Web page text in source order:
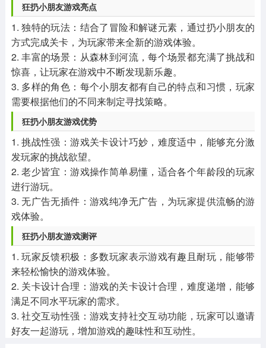
狂扔小朋友游戏亮点
1. 独特的玩法：结合了冒险和解谜元素，通过扔小朋友的
方式完成关卡，为玩家带来全新的游戏体验。
2. 丰富的场景：从森林到河流，每个场景都充满了挑战和
惊喜，让玩家在游戏中不断发现新乐趣。
3. 多样的角色：每个小朋友都有自己的特点和习惯，玩家
需要根据他们的不同来制定寻找策略。
狂扔小朋友游戏优势
1. 挑战性强：游戏关卡设计巧妙，难度适中，能够充分激
发玩家的挑战欲望。
2. 老少皆宜：游戏操作简单易懂，适合各个年龄段的玩家
进行游玩。
3. 无广告无插件：游戏纯净无广告，为玩家提供流畅的游
戏体验。
狂扔小朋友游戏测评
1. 玩家反馈积极：多数玩家表示游戏有趣且耐玩，能够带
来轻松愉快的游戏体验。
2. 关卡设计合理：游戏的关卡设计合理，难度递增，能够
满足不同水平玩家的需求。
3. 社交互动性强：游戏支持社交互动功能，玩家可以邀请
好友一起游玩，增加游戏的趣味性和互动性。